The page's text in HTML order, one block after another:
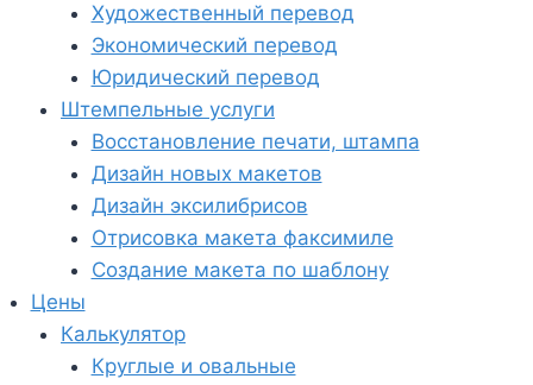
Художественный перевод
Экономический перевод
Юридический перевод
Штемпельные услуги
Восстановление печати, штампа
Дизайн новых макетов
Дизайн эксилибрисов
Отрисовка макета факсимиле
Создание макета по шаблону
Цены
Калькулятор
Круглые и овальные